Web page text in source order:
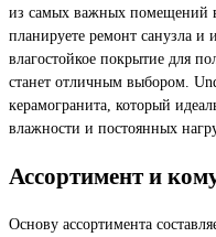
из самых важных помещений
планируете ремонт санузла и
влагостойкое покрытие для
станет отличным выбором.
керамогранита, который
влажности и постоянных
Ассортимент и
Основу ассортимента